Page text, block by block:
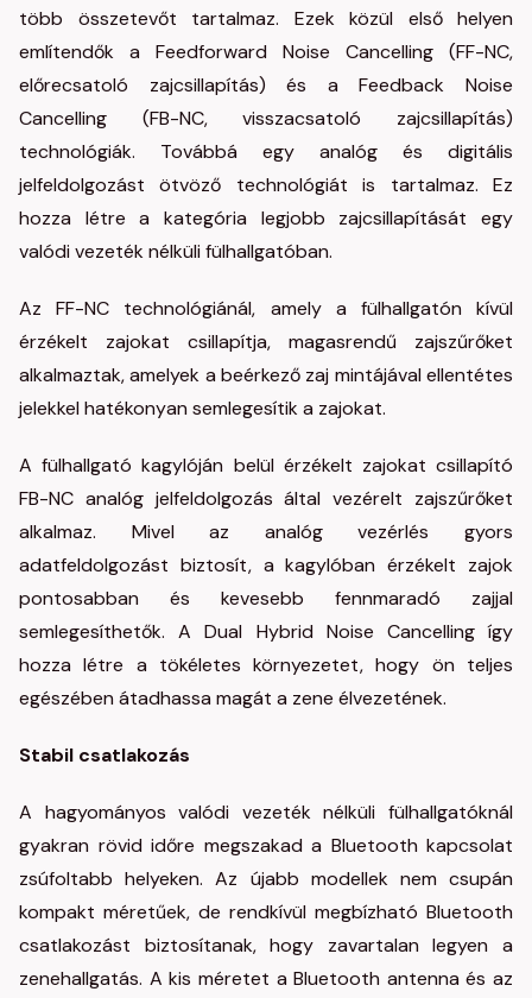
több összetevőt tartalmaz. Ezek közül első helyen
említendők a Feedforward Noise Cancelling (FF-NC,
előrecsatoló zajcsillapítás) és a Feedback Noise
Cancelling (FB-NC, visszacsatoló zajcsillapítás)
technológiák. Továbbá egy analóg és digitális
jelfeldolgozást ötvöző technológiát is tartalmaz. Ez
hozza létre a kategória legjobb zajcsillapítását egy
valódi vezeték nélküli fülhallgatóban.
Az FF-NC technológiánál, amely a fülhallgatón kívül
érzékelt zajokat csillapítja, magasrendű zajszűrőket
alkalmaztak, amelyek a beérkező zaj mintájával ellentétes
jelekkel hatékonyan semlegesítik a zajokat.
A fülhallgató kagylóján belül érzékelt zajokat csillapító
FB-NC analóg jelfeldolgozás által vezérelt zajszűrőket
alkalmaz. Mivel az analóg vezérlés gyors
adatfeldolgozást biztosít, a kagylóban érzékelt zajok
pontosabban és kevesebb fennmaradó zajjal
semlegesíthetők. A Dual Hybrid Noise Cancelling így
hozza létre a tökéletes környezetet, hogy ön teljes
egészében átadhassa magát a zene élvezetének.
Stabil csatlakozás
A hagyományos valódi vezeték nélküli fülhallgatóknál
gyakran rövid időre megszakad a Bluetooth kapcsolat
zsúfoltabb helyeken. Az újabb modellek nem csupán
kompakt méretűek, de rendkívül megbízható Bluetooth
csatlakozást biztosítanak, hogy zavartalan legyen a
zenehallgatás. A kis méretet a Bluetooth antenna és az